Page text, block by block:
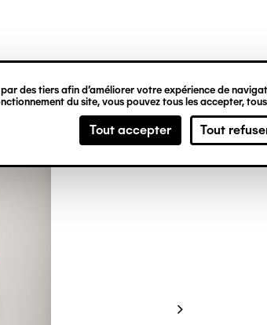
des tiers afin d’améliorer votre expérience de
du site, vous pouvez tous les accepter,
Tout accepter Tout